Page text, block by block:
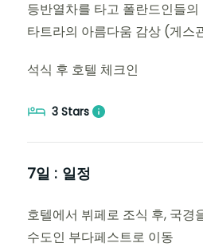
등반열차를 타고 폴란드인들의
타트라의 아름다움 감상 (게스
석식 후 호텔 체크인
3 Stars
7일 : 일정
호텔에서 뷔페로 조식 후, 국경
수도인 부다페스트로 이동